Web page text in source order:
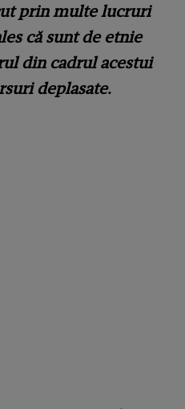
prin multe lucruri
că sunt de etnie
din cadrul acestui
deplasate.